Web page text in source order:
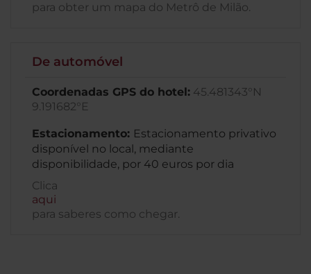
para obter um mapa do Metrô de Milão.
De automóvel
Coordenadas GPS do hotel: 45.481343°N
9.191682°E
Estacionamento: Estacionamento privativo
disponível no local, mediante
disponibilidade, por 40 euros por dia
Clica
aqui
para saberes como chegar.